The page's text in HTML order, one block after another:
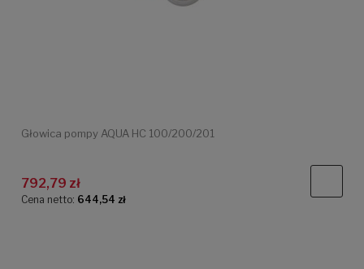
Głowica pompy AQUA HC 100/200/201
792,79 zł
Cena netto: 644,54 zł